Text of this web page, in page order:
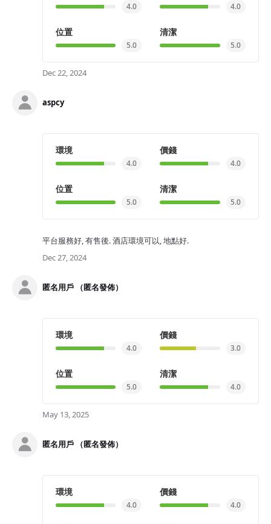
4.0 4.0
位置
5.0
清潔
5.0
Dec 22, 2024
aspcy
環境
4.0
價錢
4.0
位置
5.0
清潔
5.0
平台服務好, 有售後. 酒店環境可以, 地點好.
Dec 27, 2024
匿名用戶 （匿名發佈）
環境
4.0
價錢
3.0
位置
5.0
清潔
4.0
May 13, 2025
匿名用戶 （匿名發佈）
環境
4.0
價錢
4.0